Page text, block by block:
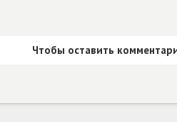
Чтобы оставить